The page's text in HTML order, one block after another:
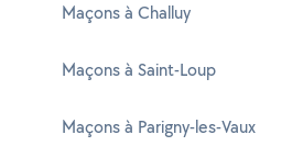
Maçons à Challuy
Maçons à Saint-Loup
Maçons à Parigny-les-Vaux